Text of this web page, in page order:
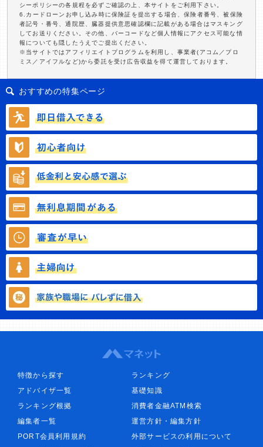
シーポリシーの各規程を必ずご確認の上、本サイトをご利用下さい。
6.カードローンお申し込み時に保険証を提出する場合、保険者番号、被保険
者記号・番号、通院歴、臓器提供意思確認欄に記載がある場合はマスキング
してお送りください。その他、バーコードなど個人情報にアクセス可能な情
報についても隠したうえでご提出ください。
※当サイトではアフィリエイトプログラムを利用し、事業者(アコム／プロ
ミス／アイフルなど)から委託を受け広告収益を得て運営しております。
おすすめの特集ページ
特徴から探す
ランキング
アドバイザ一覧
基礎知識
ランキング根拠
消費者金融ATM検索
編集者一覧
運営方針・編集方針
PORT会員利用規約
外部サービスの利用について